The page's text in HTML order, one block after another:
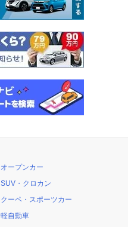
オープンカー
SUV・クロカン
クーペ・スポーツカー
軽自動車